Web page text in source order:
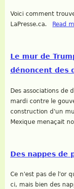
Voici comment
LaPresse.ca.
Read
Le mur de
dénoncent des
Des associations de
mardi contre le
construction d'un
Mexique menaçait
Des nappes de
Ce n'est pas de l'or
ci, mais bien des